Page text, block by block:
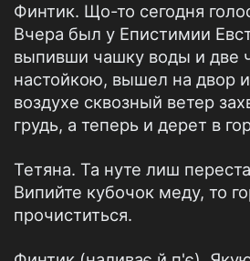
Финтик. Що-то сегодня
Вчера был у Епистимии
выпивши чашку воды и две
настойкою, вышел на двор
воздухе сквозный ветер
грудь, а теперь и дерет в
Тетяна. Та нуте лиш
Випийте кубочок меду, то
прочиститься.